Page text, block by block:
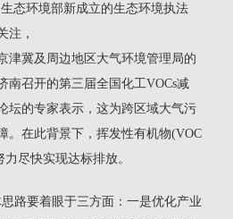
态环境部新成立的生态环境执法
注，
津冀及周边地区大气环境管理局的
南召开的第三届全国化工VOCs减
坛的专家表示，这为跨区域大气污
。在此背景下，挥发性有机物(VOC
尽快实现达标排放。
路要着眼于三方面：一是优化产业